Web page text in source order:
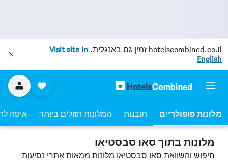
hotelscombined.co.il זמין גם באנגלית. Visit site in
English
מלונות פופולריים תובנות המלונות הזולים ביותר איפה
מלונות בתוך סאו סבסטיאו
חיפוש והשוואת סאו סבסטיאו מלונות ממאות אתרי נסיעות